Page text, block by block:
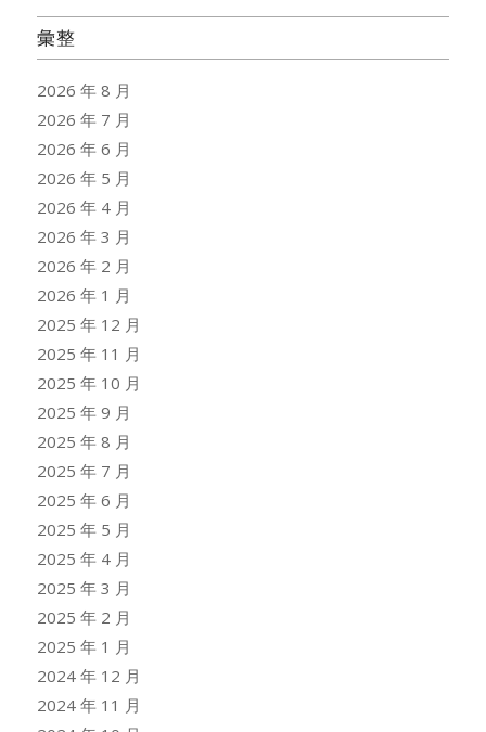
彙整
2026 年 8 月
2026 年 7 月
2026 年 6 月
2026 年 5 月
2026 年 4 月
2026 年 3 月
2026 年 2 月
2026 年 1 月
2025 年 12 月
2025 年 11 月
2025 年 10 月
2025 年 9 月
2025 年 8 月
2025 年 7 月
2025 年 6 月
2025 年 5 月
2025 年 4 月
2025 年 3 月
2025 年 2 月
2025 年 1 月
2024 年 12 月
2024 年 11 月